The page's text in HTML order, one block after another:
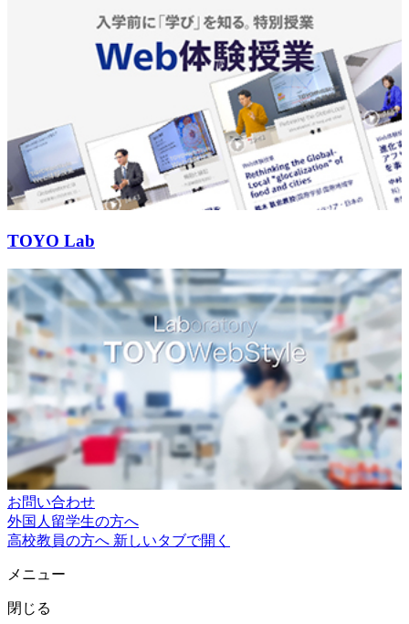
TOYO Lab
お問い合わせ
外国人留学生の方へ
高校教員の方へ 新しいタブで開く
メニュー
閉じる